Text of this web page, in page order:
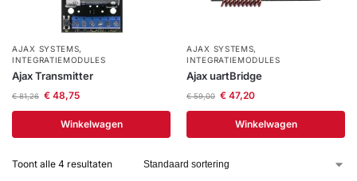
AJAX SYSTEMS,
INTEGRATIEMODULES
Ajax Transmitter
€81,26 €48,75
Winkelwagen
AJAX SYSTEMS,
INTEGRATIEMODULES
Ajax uartBridge
€59,00 €47,20
Winkelwagen
Toont alle 4 resultaten